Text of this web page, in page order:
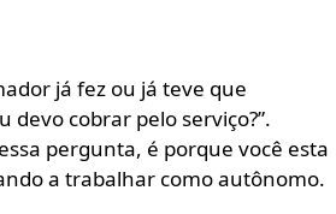
já fez ou já teve que
devo cobrar pelo serviço?”.
pergunta, é porque você esta
a trabalhar como autônomo.